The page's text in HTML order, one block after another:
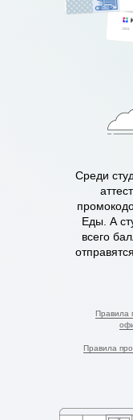
Получите
Повысите
Среди
Еды. А
всего
Правила
Правила